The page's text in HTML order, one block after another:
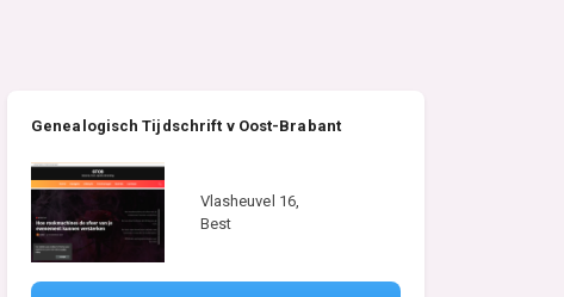
Genealogisch Tijdschrift v Oost-Brabant
Vlasheuvel 16,
Best